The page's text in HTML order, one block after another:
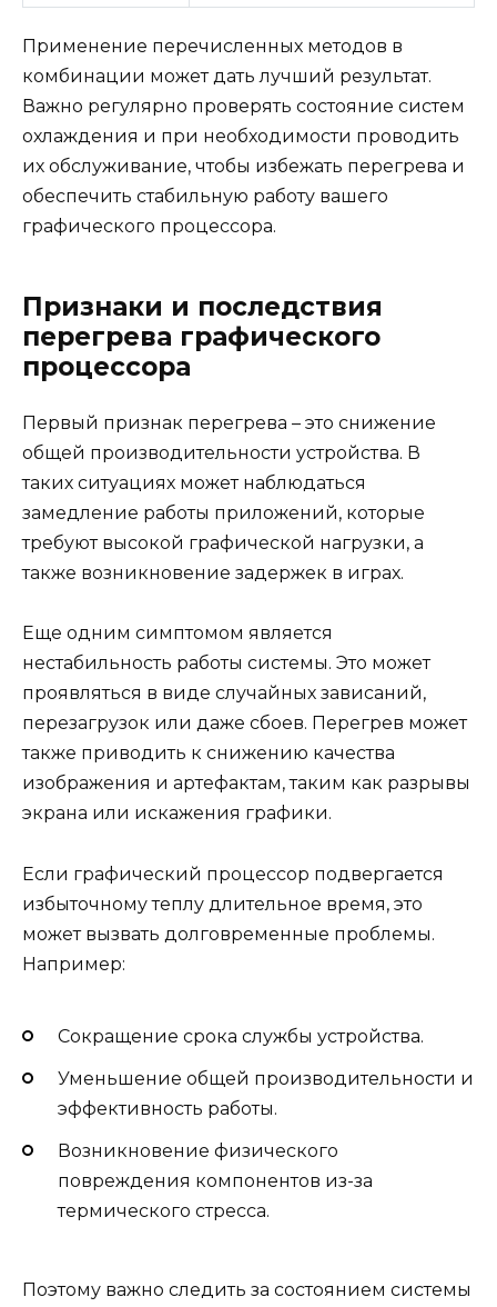
Применение перечисленных методов в
комбинации может дать лучший результат.
Важно регулярно проверять состояние систем
охлаждения и при необходимости проводить
их обслуживание, чтобы избежать перегрева и
обеспечить стабильную работу вашего
графического процессора.
Признаки и последствия
перегрева графического
процессора
Первый признак перегрева – это снижение
общей производительности устройства. В
таких ситуациях может наблюдаться
замедление работы приложений, которые
требуют высокой графической нагрузки, а
также возникновение задержек в играх.
Еще одним симптомом является
нестабильность работы системы. Это может
проявляться в виде случайных зависаний,
перезагрузок или даже сбоев. Перегрев может
также приводить к снижению качества
изображения и артефактам, таким как разрывы
экрана или искажения графики.
Если графический процессор подвергается
избыточному теплу длительное время, это
может вызвать долговременные проблемы.
Например:
Сокращение срока службы устройства.
Уменьшение общей производительности и
эффективность работы.
Возникновение физического
повреждения компонентов из-за
термического стресса.
Поэтому важно следить за состоянием системы